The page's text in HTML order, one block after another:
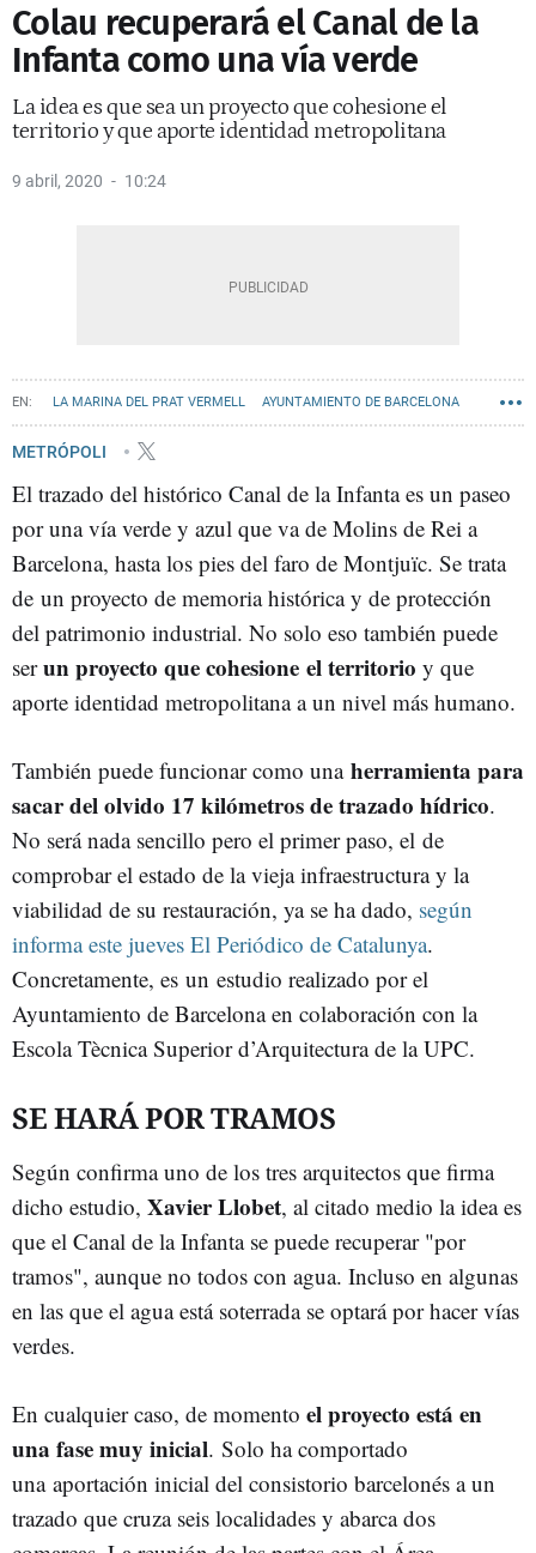
Colau recuperará el Canal de la
Infanta como una vía verde
La idea es que sea un proyecto que cohesione el
territorio y que aporte identidad metropolitana
9 abril, 2020 10:24
LA MARINA DEL PRAT VERMELL AYUNTAMIENTO DE BARCELONA
GRAN BARCELONA
METRÓPOLI
El trazado del histórico Canal de la Infanta es un paseo
por una vía verde y azul que va de Molins de Rei a
Barcelona, hasta los pies del faro de Montjuïc. Se trata
de un proyecto de memoria histórica y de protección
del patrimonio industrial. No solo eso también puede
serun proyecto que cohesione el territorio y que
aporte identidad metropolitana a un nivel más humano.
También puede funcionar como una herramienta para
sacar del olvido 17 kilómetros de trazado hídrico.
No será nada sencillo pero el primer paso, el de
comprobar el estado de la vieja infraestructura y la
viabilidad de su restauración, ya se ha dado, según
informa este jueves El Periódico de Catalunya.
Concretamente, es un estudio realizado por el
Ayuntamiento de Barcelona en colaboración con la
Escola Tècnica Superior d’Arquitectura de la UPC.
SE HARÁ POR TRAMOS
Según confirma uno de los tres arquitectos que firma
dicho estudio, Xavier Llobet, al citado medio la idea es
que el Canal de la Infanta se puede recuperar "por
tramos", aunque no todos con agua. Incluso en algunas
en las que el agua está soterrada se optará por hacer vías
verdes.
En cualquier caso, de momento el proyecto está en
una fase muy inicial. Solo ha comportado
una aportación inicial del consistorio barcelonés a un
trazado que cruza seis localidades y abarca dos